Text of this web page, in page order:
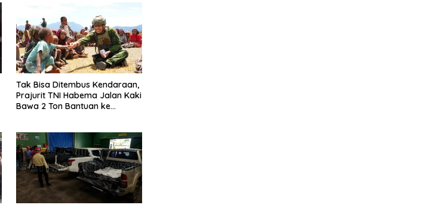
Tak Bisa Ditembus Kendaraan,
Prajurit TNI Habema Jalan Kaki
Bawa 2 Ton Bantuan ke